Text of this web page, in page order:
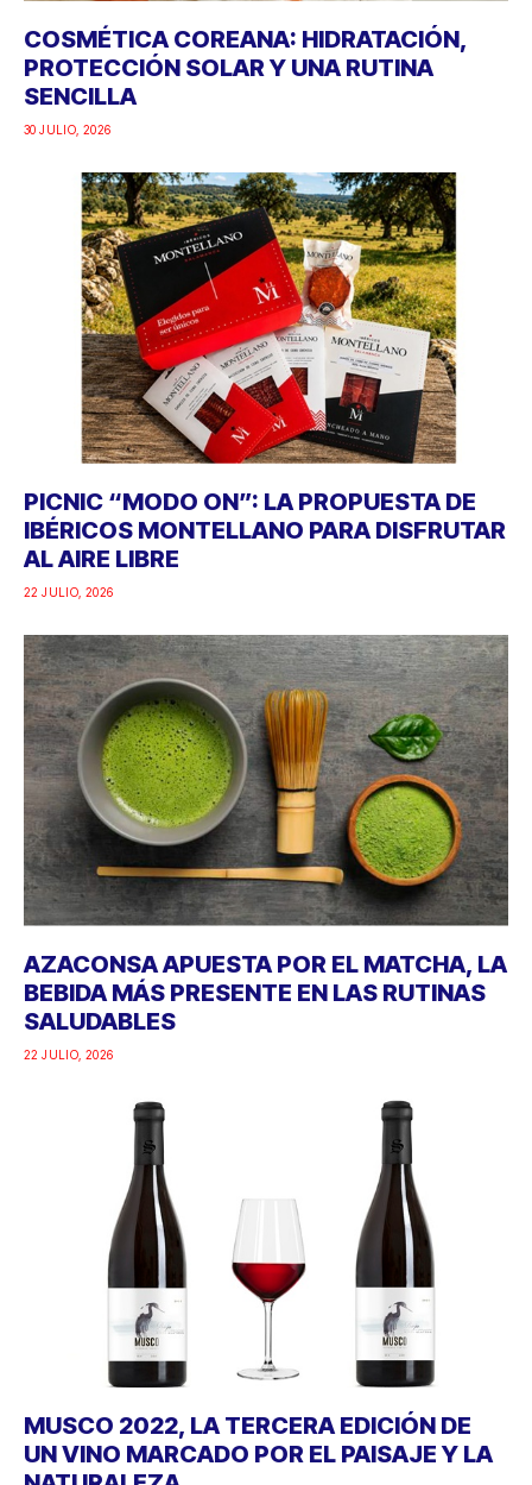
COSMÉTICA COREANA: HIDRATACIÓN,
PROTECCIÓN SOLAR Y UNA RUTINA
SENCILLA
30 JULIO, 2026
PICNIC “MODO ON”: LA PROPUESTA DE
IBÉRICOS MONTELLANO PARA DISFRUTAR
AL AIRE LIBRE
22 JULIO, 2026
AZACONSA APUESTA POR EL MATCHA, LA
BEBIDA MÁS PRESENTE EN LAS RUTINAS
SALUDABLES
22 JULIO, 2026
MUSCO 2022, LA TERCERA EDICIÓN DE
UN VINO MARCADO POR EL PAISAJE Y LA